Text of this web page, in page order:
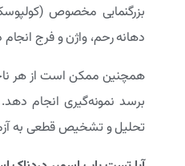
بزرگنمایی مخصوص
دهانه رحم، واژن و فرج
همچنین ممکن است از هر
برسد نمونه‌گیری انجام
تحلیل و تشخیص قطعی به